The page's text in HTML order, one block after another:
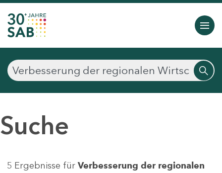
Suche
5 Ergebnisse für Verbesserung der regionalen